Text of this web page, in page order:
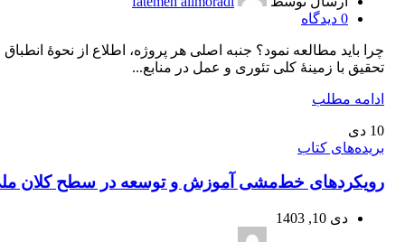
0 دیدگاه
چرا باید مطالعه نمود؟ جنبه اصلی هر پروژه، اطلاع از نحوۀ انطباق
تحقیق با زمینۀ کلی تئوری و عمل در منابع...
ادامه مطلب
10 دی
بریده‌های کتاب
رویکرد‌های خط‌مشی آموزش و توسعه در سطح کلان
دی 10, 1403